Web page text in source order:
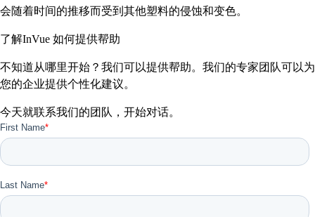
会随着时间的推移而受到其他塑料的侵蚀和变色。
了解InVue 如何提供帮助
不知道从哪里开始？我们可以提供帮助。我们的专家团队可以为
您的企业提供个性化建议。
今天就联系我们的团队，开始对话。